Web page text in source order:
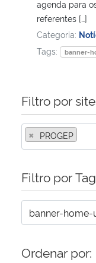
agenda para
referentes […]
Categoria:
Tags:
banner-
Filtro por
× PROGEP
Filtro por
Ordenar por: